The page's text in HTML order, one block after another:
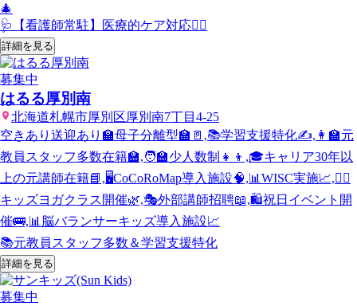
🎄
🩺【看護師常駐】医療的ケア対応👩‍⚕️
詳細を見る
募集中
はるる厚別南
北海道札幌市厚別区厚別南7丁目4-25
空きあり 送迎あり 🏫母子分離型🏫🚪,📚学習支援特化✍️,👩‍🏫元
教員スタッフ多数在籍🏫,🧑‍🏫少人数制👧👦,🎓キャリア30年以
上の元講師在籍📘,🖥️CoCoRoMap導入施設🧠,📊WISC実施📈,🧘‍♀️
キッズヨガクラス開催🌿,🎭外部講師招聘📖,🛍️祝日イベント開
催🚌,📊脳バランサーキッズ導入施設📈
📚元教員スタッフ多数＆学習支援特化
詳細を見る
募集中